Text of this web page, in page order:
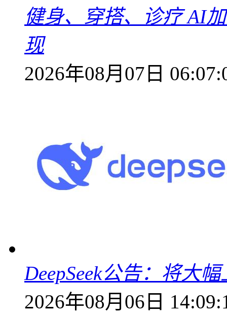
健身、穿搭、诊疗 AI
现
2026年08月07日
DeepSeek公告：将大
2026年08月06日